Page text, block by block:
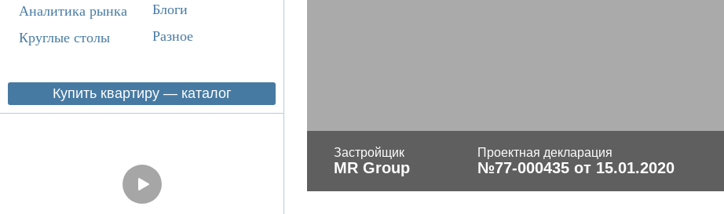
Аналитика рынка
Круглые столы
Блоги
Разное
Купить квартиру — каталог
Застройщик
MR Group
Проектная декларация
№77-000435 от 15.01.2020